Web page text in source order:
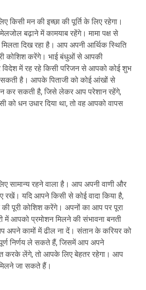
मन की इच्छा की पूर्ति के लिए रहेगा।
बढ़ाने में कामयाब रहेंगे। मामा पक्ष से
दिख रहा है। आप अपनी आर्थिक स्थिति
कोशिश करेंगे। भाई बंधुओं से आपकी
विदेश में रह रहे किसी परिजन से आपको कोई शुभ
है। आपके पिताजी को कोई आंखों से
कर सकती है, जिसे लेकर आप परेशान रहेंगे,
को धन उधार दिया था, तो वह आपको वापस
सामान्य रहने वाला है। आप अपनी वाणी और
रखें। यदि आपने किसी से कोई वादा किया है,
पूरी कोशिश करेंगे। अपनों का आप पर पूरा
में आपको प्रमोशन मिलने की संभावना बनती
अपने कामों में ढील ना दें। संतान के करियर को
निर्णय ले सकते हैं, जिसमें आप अपने
करके लेंगे, तो आपके लिए बेहतर रहेगा। आप
जा सकते हैं।